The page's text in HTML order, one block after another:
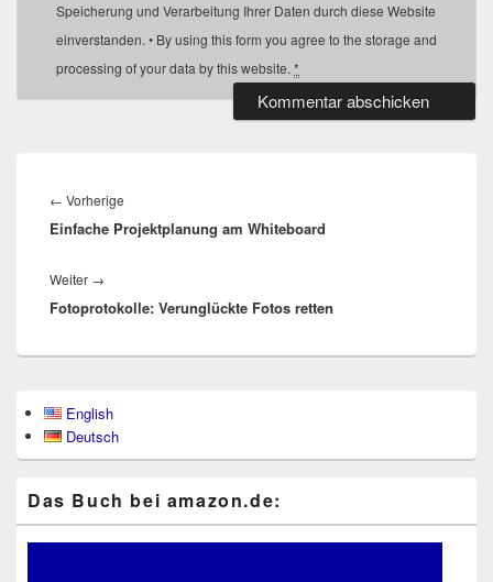
Speicherung und Verarbeitung Ihrer Daten durch diese Website
einverstanden. • By using this form you agree to the storage and
processing of your data by this website. *
← Vorherige
Beitrag:
Einfache Projektplanung am Whiteboard
Weiter →
Beitrag:
Fotoprotokolle: Verunglückte Fotos retten
Seitenleisten-
Widgetbereich
English
Deutsch
Das Buch bei ama​zon​.de: